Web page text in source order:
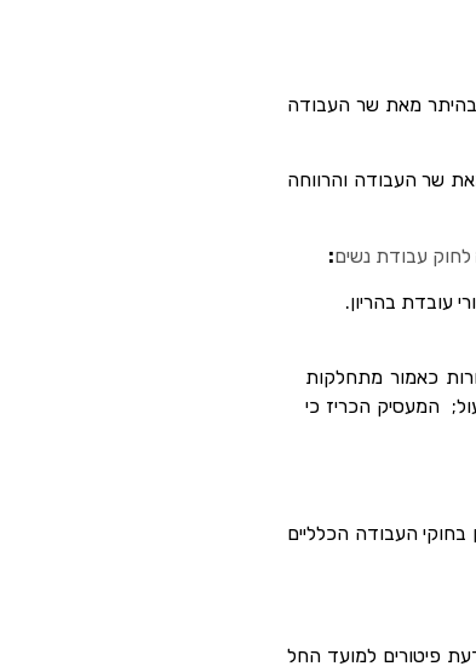
בהיתר מאת שר העבודה
שר העבודה והרווחה
לחוק עבודת נשים:
כאמור מתחלקות
המעסיק הכריז כי
העבודה הכלליים
פיטורים למועד החל